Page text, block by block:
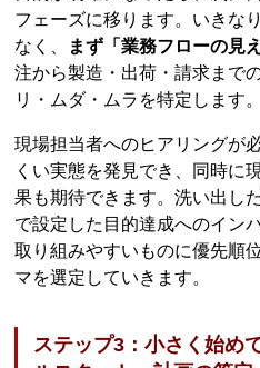
フェーズに移ります。いきな
なく、
まず「業務フローの見
注から製造・出荷・請求まで
リ・ムダ・ムラを特定します。
現場担当者へのヒアリングが
くい実態を発見でき、同時に
果も期待できます。洗い出し
で設定した目的達成へのイン
取り組みやすいものに優先順
マを選定していきます。
ステップ3：小さく始め